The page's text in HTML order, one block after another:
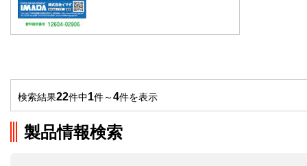
検索結果22件中1件～4件を表示
製品情報検索